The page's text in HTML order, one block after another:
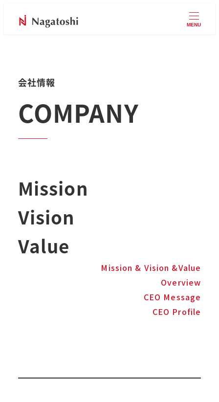
MENU
会社情報
COMPANY
Mission
Vision
Value
Mission & Vision &Value
Overview
CEO Message
CEO Profile